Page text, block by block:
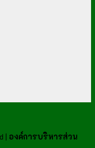
| องค์การบริหารส่วน